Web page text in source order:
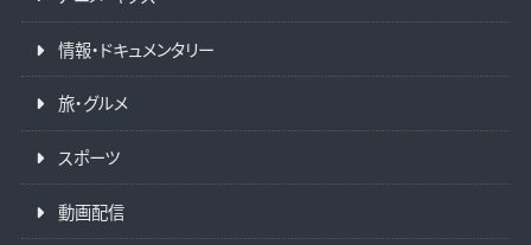
情報・ドキュメンタリー
旅・グルメ
スポーツ
動画配信